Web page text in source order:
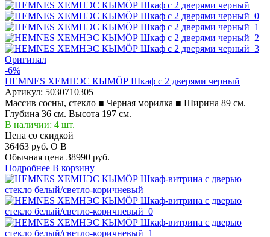
Оригинал
-6%
HEMNES ХЕМНЭС КЫМÖР Шкаф с 2 дверями черный
Артикул: 5030710305
Массив сосны, стекло ■ Черная морилка ■ Ширина 89 см.
Глубина 36 см. Высота 197 см.
В наличии: 4 шт.
Цена со скидкой
36463 руб. O B
Обычная цена 38990 руб.
Подробнее В корзину